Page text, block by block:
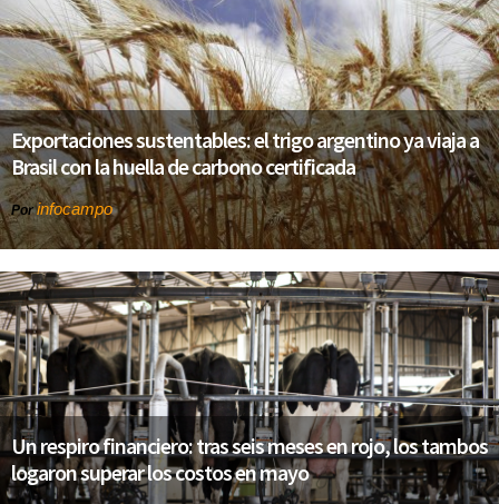
Exportaciones sustentables: el trigo argentino ya viaja a
Brasil con la huella de carbono certificada
Porinfocampo
Un respiro financiero: tras seis meses en rojo, los tambos
logaron superar los costos en mayo